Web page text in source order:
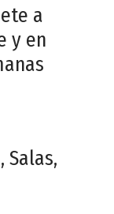
a
y en
Salas,